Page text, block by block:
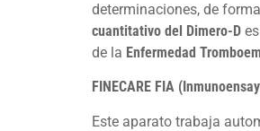
determinaciones, de
cuantitativo del Dimero-D
de la Enfermedad
FINECARE FIA
Este aparato trabaja